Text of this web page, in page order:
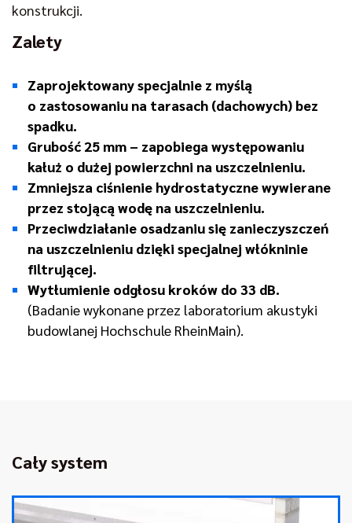
konstrukcji.
Zalety
Zaprojektowany specjalnie z myślą
o zastosowaniu na tarasach (dachowych) bez
spadku.
Grubość 25 mm – zapobiega występowaniu
kałuż o dużej powierzchni na uszczelnieniu.
Zmniejsza ciśnienie hydrostatyczne wywierane
przez stojącą wodę na uszczelnieniu.
Przeciwdziałanie osadzaniu się zanieczyszczeń
na uszczelnieniu dzięki specjalnej włókninie
filtrującej.
Wytłumienie odgłosu kroków do 33 dB.
(Badanie wykonane przez laboratorium akustyki
budowlanej Hochschule RheinMain).
Cały system